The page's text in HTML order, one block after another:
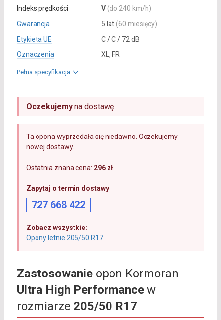
Indeks prędkości
V (do 240 km/h)
Gwarancja
5 lat (60 miesięcy)
Etykieta UE
C / C / 72 dB
Oznaczenia
XL, FR
Pełna specyfikacja
Oczekujemyna dostawę
Ta opona wyprzedała się niedawno. Oczekujemy
nowej dostawy.
Ostatnia znana cena: 296 zł
Zapytaj o termin dostawy:
727 668 422
Zobacz wszystkie:
Opony letnie 205/50 R17
Zastosowanieopon Kormoran
Ultra High Performancew
rozmiarze 205/50 R17